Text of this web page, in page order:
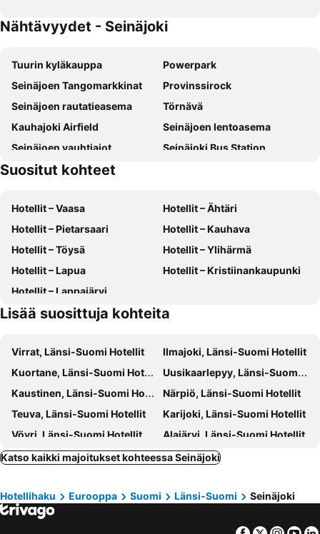
Nähtävyydet - Seinäjoki
Tuurin kyläkauppa
Powerpark
Seinäjoen Tangomarkkinat
Provinssirock
Seinäjoen rautatieasema
Törnävä
Kauhajoki Airfield
Seinäjoen lentoasema
Seinäjoen vauhtiajot
Seinäjoki Bus Station
Joupiska
Suositut kohteet
Hotellit – Vaasa
Hotellit – Ähtäri
Hotellit – Pietarsaari
Hotellit – Kauhava
Hotellit – Töysä
Hotellit – Ylihärmä
Hotellit – Lapua
Hotellit – Kristiinankaupunki
Hotellit – Lappajärvi
Lisää suosittuja kohteita
Virrat, Länsi-Suomi Hotellit
Ilmajoki, Länsi-Suomi Hotellit
Kuortane, Länsi-Suomi Hotellit
Uusikaarlepyy, Länsi-Suomi Hotellit
Kaustinen, Länsi-Suomi Hotellit
Närpiö, Länsi-Suomi Hotellit
Teuva, Länsi-Suomi Hotellit
Karijoki, Länsi-Suomi Hotellit
Vöyri, Länsi-Suomi Hotellit
Alajärvi, Länsi-Suomi Hotellit
Alavus, Länsi-Suomi Hotellit
Alahärmä, Länsi-Suomi Hotellit
Parkano, Länsi-Suomi Hotellit
Mustasaari, Länsi-Suomi Hotellit
Peräseinäjoki, Länsi-Suomi Hotellit
Katso kaikki majoitukset kohteessa Seinäjoki
Hotellihaku Eurooppa Suomi Länsi-Suomi Seinäjoki